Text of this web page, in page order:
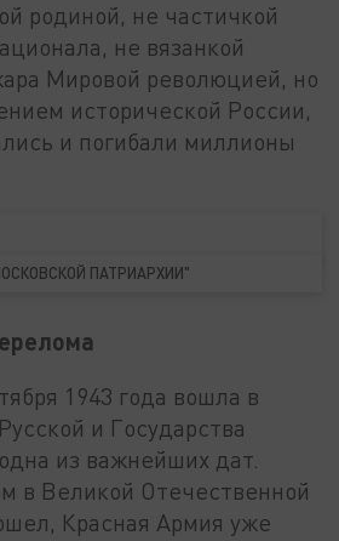
родиной, не частичкой
не вязанкой
Мировой революцией, но
исторической России,
и погибали миллионы
ПАТРИАРХИИ"
1943 года вошла в
и Государства
из важнейших дат.
в Великой Отечественной
Красная Армия уже